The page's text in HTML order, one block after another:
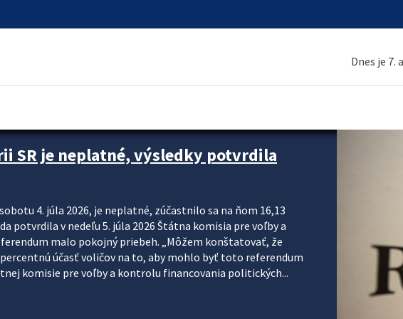
Dnes je 7.
SR je neplatné, výsledky potvrdila
4. júla 2026, je neplatné, zúčastnilo sa na ňom 16,13
potvrdila v nedeľu 5. júla 2026 Štátna komisia pre voľby a
malo pokojný priebeh. „Môžem konštatovať, že
účasť voličov na to, aby mohlo byť toto referendum
komisie pre voľby a kontrolu financovania politických...